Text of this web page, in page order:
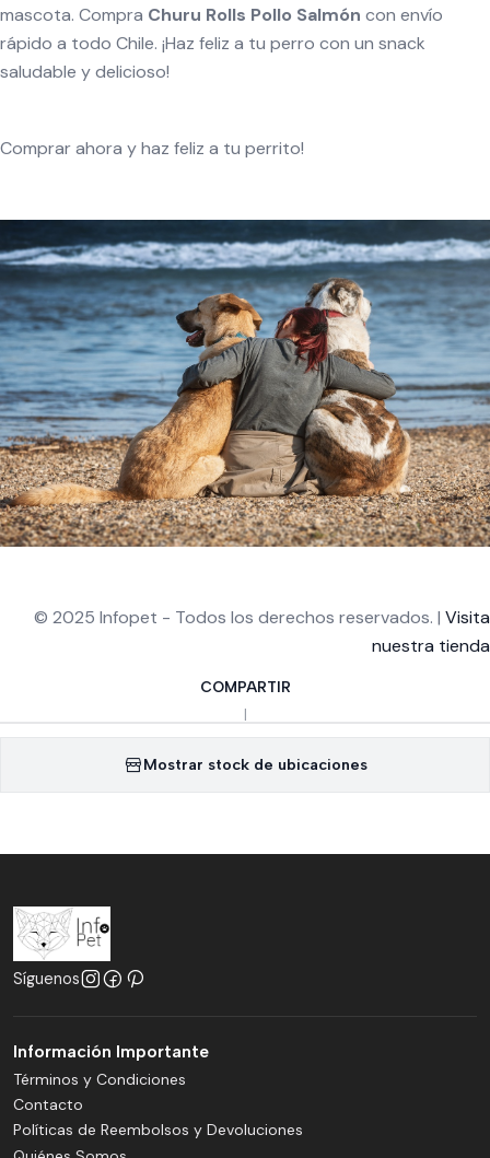
mascota. Compra Churu Rolls Pollo Salmón con envío
rápido a todo Chile. ¡Haz feliz a tu perro con un snack
saludable y delicioso!
Comprar ahora y haz feliz a tu perrito!
© 2025 Infopet - Todos los derechos reservados. | Visita
nuestra tienda
COMPARTIR
|
Mostrar stock de ubicaciones
Síguenos
Información Importante
Términos y Condiciones
Contacto
Políticas de Reembolsos y Devoluciones